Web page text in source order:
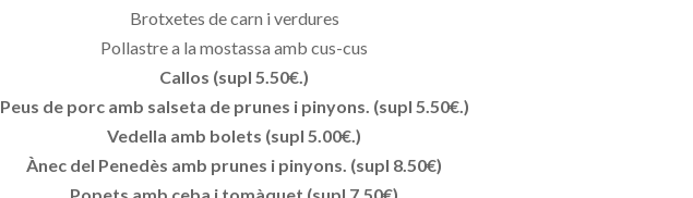
Brotxetes de carn i verdures
Pollastre a la mostassa amb cus-cus
Callos (supl 5.50€.)
Peus de porc amb salseta de prunes i pinyons. (supl 5.50€.)
Vedella amb bolets (supl 5.00€.)
Ànec del Penedès amb prunes i pinyons. (supl 8.50€)